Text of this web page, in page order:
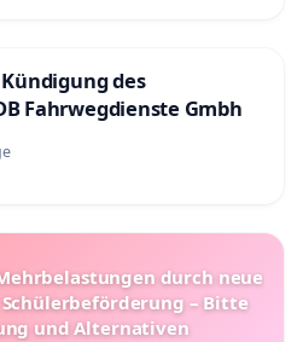
des
Fahrwegdienste Gmbh
durch neue
– Bitte
und Alternativen